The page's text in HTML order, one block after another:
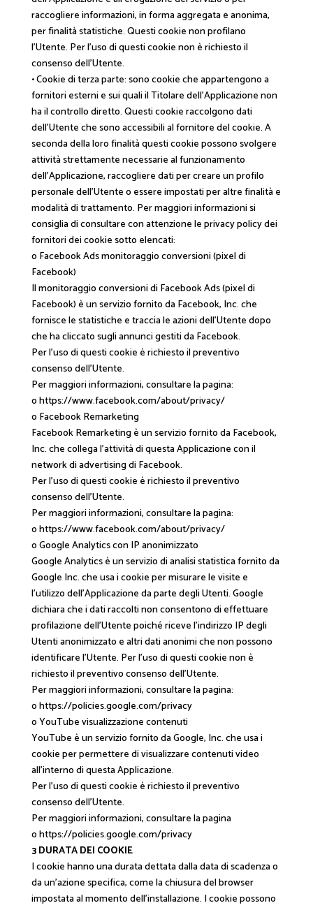
raccogliere informazioni, in forma aggregata e anonima,
per finalità statistiche. Questi cookie non profilano
l’Utente. Per l’uso di questi cookie non è richiesto il
consenso dell’Utente.
• Cookie di terza parte: sono cookie che appartengono a
fornitori esterni e sui quali il Titolare dell’Applicazione non
ha il controllo diretto. Questi cookie raccolgono dati
dell’Utente che sono accessibili al fornitore del cookie. A
seconda della loro finalità questi cookie possono svolgere
attività strettamente necessarie al funzionamento
dell’Applicazione, raccogliere dati per creare un profilo
personale dell’Utente o essere impostati per altre finalità e
modalità di trattamento. Per maggiori informazioni si
consiglia di consultare con attenzione le privacy policy dei
fornitori dei cookie sotto elencati:
o Facebook Ads monitoraggio conversioni (pixel di
Facebook)
Il monitoraggio conversioni di Facebook Ads (pixel di
Facebook) è un servizio fornito da Facebook, Inc. che
fornisce le statistiche e traccia le azioni dell’Utente dopo
che ha cliccato sugli annunci gestiti da Facebook.
Per l’uso di questi cookie è richiesto il preventivo
consenso dell’Utente.
Per maggiori informazioni, consultare la pagina:
o https://www.facebook.com/about/privacy/
o Facebook Remarketing
Facebook Remarketing è un servizio fornito da Facebook,
Inc. che collega l’attività di questa Applicazione con il
network di advertising di Facebook.
Per l’uso di questi cookie è richiesto il preventivo
consenso dell’Utente.
Per maggiori informazioni, consultare la pagina:
o https://www.facebook.com/about/privacy/
o Google Analytics con IP anonimizzato
Google Analytics è un servizio di analisi statistica fornito da
Google Inc. che usa i cookie per misurare le visite e
l’utilizzo dell’Applicazione da parte degli Utenti. Google
dichiara che i dati raccolti non consentono di effettuare
profilazione dell’Utente poiché riceve l’indirizzo IP degli
Utenti anonimizzato e altri dati anonimi che non possono
identificare l’Utente. Per l’uso di questi cookie non è
richiesto il preventivo consenso dell’Utente.
Per maggiori informazioni, consultare la pagina:
o https://policies.google.com/privacy
o YouTube visualizzazione contenuti
YouTube è un servizio fornito da Google, Inc. che usa i
cookie per permettere di visualizzare contenuti video
all’interno di questa Applicazione.
Per l’uso di questi cookie è richiesto il preventivo
consenso dell’Utente.
Per maggiori informazioni, consultare la pagina
o https://policies.google.com/privacy
3 DURATA DEI COOKIE
I cookie hanno una durata dettata dalla data di scadenza o
da un’azione specifica, come la chiusura del browser
impostata al momento dell’installazione. I cookie possono